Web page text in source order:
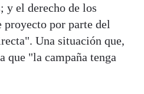
y el derecho de los
proyecto por parte del
Una situación que,
"la campaña tenga